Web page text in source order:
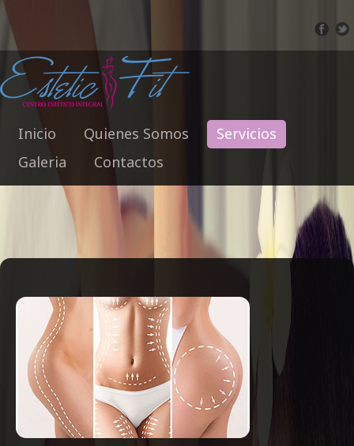
Inicio Quienes Somos
Servicios
Galeria
Contactos